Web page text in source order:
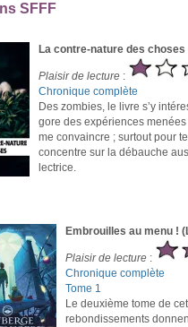
SFFF
La contre-nature des choses
Plaisir de lecture :
Chronique complète
Des zombies, le livre s’y
gore des expériences menées
me convaincre ; surtout pour
concentre sur la débauche
lectrice.
Embrouilles au menu !
Plaisir de lecture :
Chronique complète
Tome 1
Le deuxième tome de
rebondissements